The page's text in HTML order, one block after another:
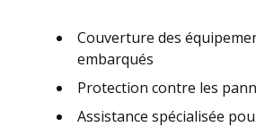
Couverture des
embarqués
Protection contre les
Assistance spécialisée